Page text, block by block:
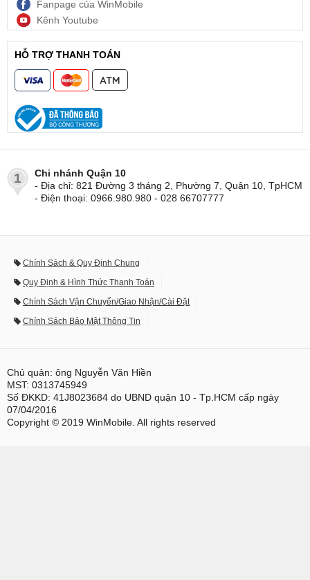
Fanpage của WinMobile
Kênh Youtube
HỖ TRỢ THANH TOÁN
1
Chi nhánh Quận 10
- Địa chỉ: 821 Đường 3 tháng 2, Phường 7, Quận 10, TpHCM
- Điện thoại: 0966.980.980 - 028 66707777
Chính Sách & Quy Định Chung
Quy Định & Hình Thức Thanh Toán
Chính Sách Vận Chuyển/Giao Nhận/Cài Đặt
Chính Sách Bảo Mật Thông Tin
Chủ quản: ông Nguyễn Văn Hiền
MST: 0313745949
Số ĐKKD: 41J8023684 do UBND quận 10 - Tp.HCM cấp ngày
07/04/2016
Copyright © 2019 WinMobile. All rights reserved